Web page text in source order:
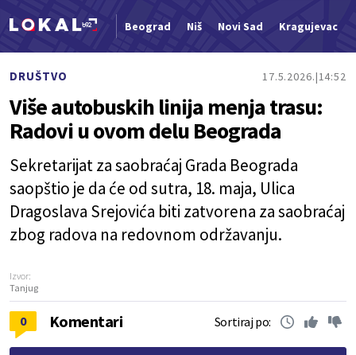
Beograd Niš Novi Sad Kragujevac
DRUŠTVO 17.5.2026. 14:52
Više autobuskih linija menja trasu:
Radovi u ovom delu Beograda
Sekretarijat za saobraćaj Grada Beograda
saopštio je da će od sutra, 18. maja, Ulica
Dragoslava Srejovića biti zatvorena za saobraćaj
zbog radova na redovnom održavanju.
Izvor:
Tanjug
0 Komentari Sortiraj po: